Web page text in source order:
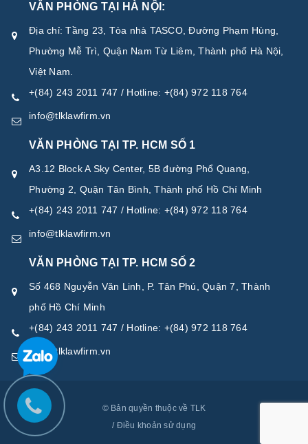
VĂN PHÒNG TẠI HÀ NỘI:
Địa chỉ: Tầng 23, Tòa nhà TASCO, Đường Phạm Hùng,
Phường Mễ Trì, Quận Nam Từ Liêm, Thành phố Hà Nội,
Việt Nam.
+(84) 243 2011 747 / Hotline: +(84) 972 118 764
info@tlklawfirm.vn
VĂN PHÒNG TẠI TP. HCM SỐ 1
A3.12 Block A Sky Center, 5B đường Phổ Quang,
Phường 2, Quận Tân Bình, Thành phố Hồ Chí Minh
+(84) 243 2011 747 / Hotline: +(84) 972 118 764
info@tlklawfirm.vn
VĂN PHÒNG TẠI TP. HCM SỐ 2
Số 468 Nguyễn Văn Linh, P. Tân Phú, Quận 7, Thành
phố Hồ Chí Minh
+(84) 243 2011 747 / Hotline: +(84) 972 118 764
info@tlklawfirm.vn
© Bản quyền thuộc về TLK
/ Điều khoản sử dụng